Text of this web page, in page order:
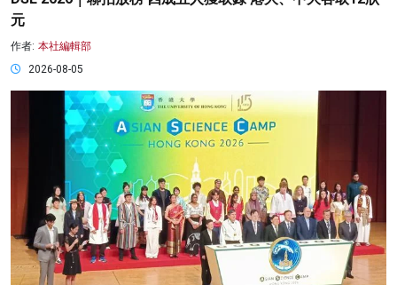
元
作者: 本社編輯部
2026-08-05